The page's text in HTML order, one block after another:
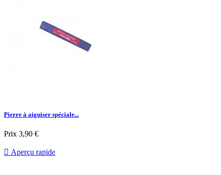
Pierre à aiguiser spéciale...
Prix 3,90 €
 Aperçu rapide